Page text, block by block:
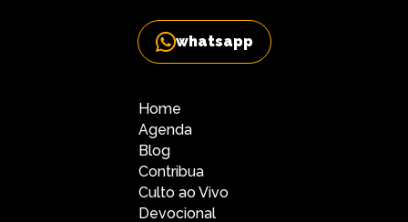
whatsapp
Home
Agenda
Blog
Contribua
Culto ao Vivo
Devocional